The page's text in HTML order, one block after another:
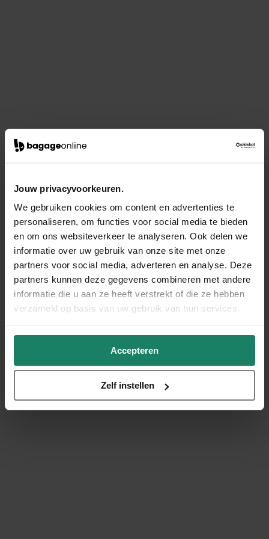
Jouw privacyvoorkeuren.
We gebruiken cookies om content en advertenties te
personaliseren, om functies voor social media te bieden
en om ons websiteverkeer te analyseren. Ook delen we
informatie over uw gebruik van onze site met onze
partners voor social media, adverteren en analyse. Deze
partners kunnen deze gegevens combineren met andere
informatie die u aan ze heeft verstrekt of die ze hebben
verzameld op basis van uw gebruik van hun services.
Accepteren
Zelf instellen